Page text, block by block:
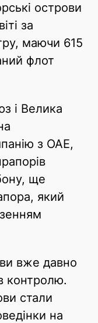
острови
за
маючи 615
флот
і Велика
з ОАЕ,
ще
який
вже давно
контролю.
стали
на